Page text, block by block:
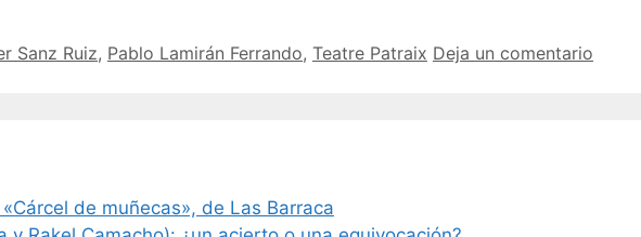
Sanz Ruiz, Pablo Lamirán Ferrando, Teatre Patraix Deja un comentario
de muñecas», de Las Barraca